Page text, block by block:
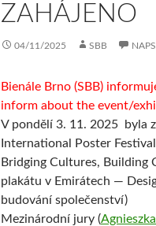
ZAHÁJENO
04/11/2025 SBB
Bienále Brno (SBB)
inform about the event/
V pondělí 3. 11. 2025 byla
International Poster
Bridging Cultures, Building
plakátu v Emirátech —
budování společenství)
Mezinárodní jury (